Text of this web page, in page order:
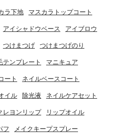
ラ下地 マスカラトップコート
アイシャドウベース アイブロウ
つけまつげ つけまつげのり
テンプレート マニキュア
ート ネイルベースコート
イル 除光液 ネイルケアセット
レヨンリップ リップオイル
フ メイクキープスプレー